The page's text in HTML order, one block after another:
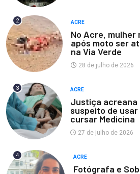
2 ACRE
No Acre, mulher
após moto ser
na Via Verde
28 de julho de 2026
3 ACRE
Justiça acreana
suspeito de
cursar Medicina
27 de julho de 2026
4 ACRE
Fotógrafa e